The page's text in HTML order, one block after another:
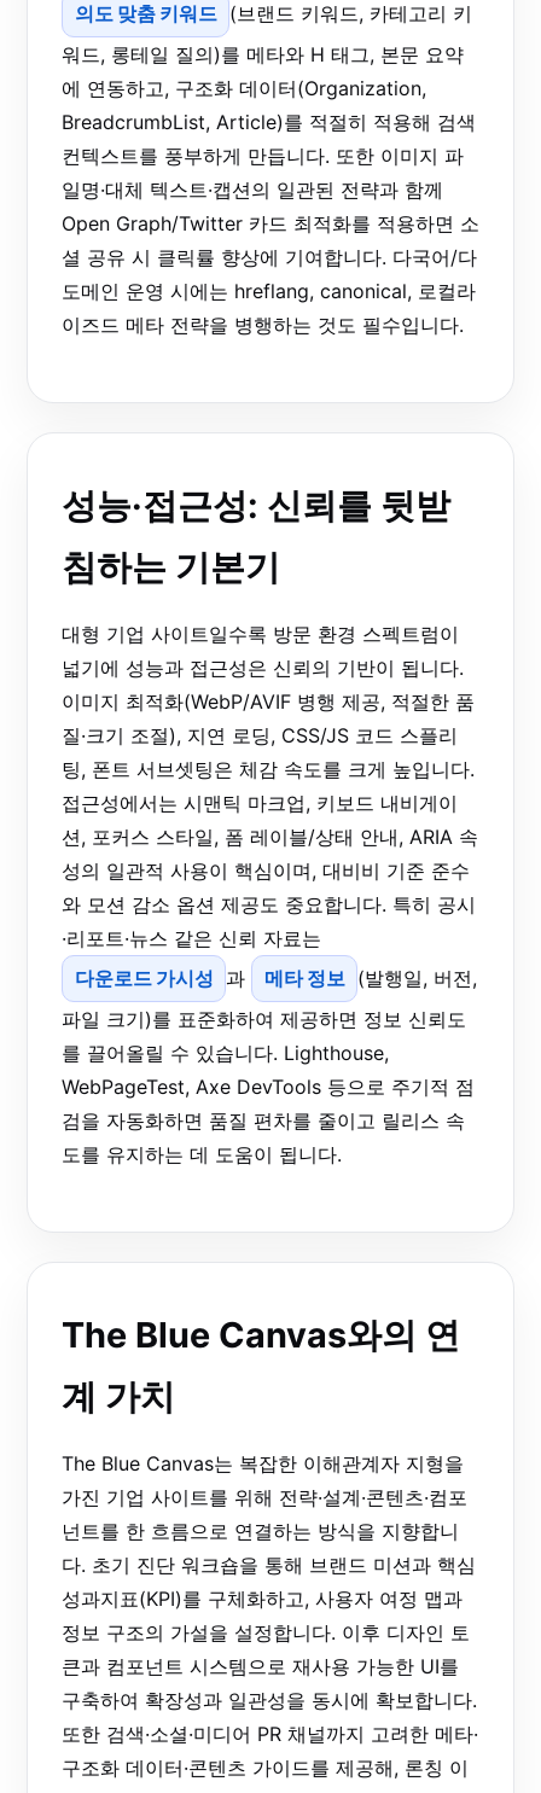
의도 맞춤 키워드 (브랜드 키워드, 카테고리 키
워드, 롱테일 질의)를 메타와 H 태그, 본문 요약
에 연동하고, 구조화 데이터(Organization,
BreadcrumbList, Article)를 적절히 적용해 검색
컨텍스트를 풍부하게 만듭니다. 또한 이미지 파
일명·대체 텍스트·캡션의 일관된 전략과 함께
Open Graph/Twitter 카드 최적화를 적용하면 소
셜 공유 시 클릭률 향상에 기여합니다. 다국어/다
도메인 운영 시에는 hreflang, canonical, 로컬라
이즈드 메타 전략을 병행하는 것도 필수입니다.
성능·접근성: 신뢰를 뒷받
침하는 기본기
대형 기업 사이트일수록 방문 환경 스펙트럼이
넓기에 성능과 접근성은 신뢰의 기반이 됩니다.
이미지 최적화(WebP/AVIF 병행 제공, 적절한 품
질·크기 조절), 지연 로딩, CSS/JS 코드 스플리
팅, 폰트 서브셋팅은 체감 속도를 크게 높입니다.
접근성에서는 시맨틱 마크업, 키보드 내비게이
션, 포커스 스타일, 폼 레이블/상태 안내, ARIA 속
성의 일관적 사용이 핵심이며, 대비비 기준 준수
와 모션 감소 옵션 제공도 중요합니다. 특히 공시
·리포트·뉴스 같은 신뢰 자료는
다운로드 가시성 과 메타 정보 (발행일, 버전,
파일 크기)를 표준화하여 제공하면 정보 신뢰도
를 끌어올릴 수 있습니다. Lighthouse,
WebPageTest, Axe DevTools 등으로 주기적 점
검을 자동화하면 품질 편차를 줄이고 릴리스 속
도를 유지하는 데 도움이 됩니다.
The Blue Canvas와의 연
계 가치
The Blue Canvas는 복잡한 이해관계자 지형을
가진 기업 사이트를 위해 전략·설계·콘텐츠·컴포
넌트를 한 흐름으로 연결하는 방식을 지향합니
다. 초기 진단 워크숍을 통해 브랜드 미션과 핵심
성과지표(KPI)를 구체화하고, 사용자 여정 맵과
정보 구조의 가설을 설정합니다. 이후 디자인 토
큰과 컴포넌트 시스템으로 재사용 가능한 UI를
구축하여 확장성과 일관성을 동시에 확보합니다.
또한 검색·소셜·미디어 PR 채널까지 고려한 메타·
구조화 데이터·콘텐츠 가이드를 제공해, 론칭 이